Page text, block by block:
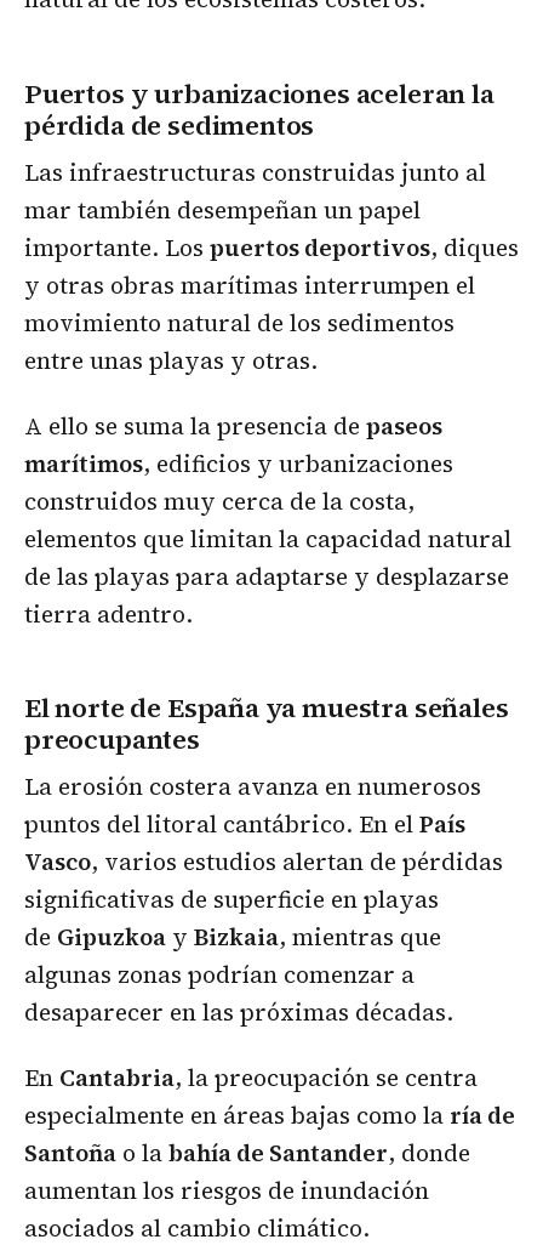
Puertos y urbanizaciones aceleran la
pérdida de sedimentos
Las infraestructuras construidas junto al
mar también desempeñan un papel
importante. Los puertos deportivos, diques
y otras obras marítimas interrumpen el
movimiento natural de los sedimentos
entre unas playas y otras.
A ello se suma la presencia de paseos
marítimos, edificios y urbanizaciones
construidos muy cerca de la costa,
elementos que limitan la capacidad natural
de las playas para adaptarse y desplazarse
tierra adentro.
El norte de España ya muestra señales
preocupantes
La erosión costera avanza en numerosos
puntos del litoral cantábrico. En elPaís
Vasco, varios estudios alertan de pérdidas
significativas de superficie en playas
de Gipuzkoa y Bizkaia, mientras que
algunas zonas podrían comenzar a
desaparecer en las próximas décadas.
En Cantabria, la preocupación se centra
especialmente en áreas bajas como la ría de
Santoña o labahía de Santander, donde
aumentan los riesgos de inundación
asociados al cambio climático.